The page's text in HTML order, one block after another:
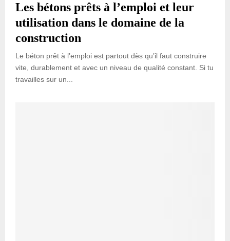
Les bétons prêts à l’emploi et leur
utilisation dans le domaine de la
construction
Le béton prêt à l’emploi est partout dès qu’il faut construire
vite, durablement et avec un niveau de qualité constant. Si tu
travailles sur un...